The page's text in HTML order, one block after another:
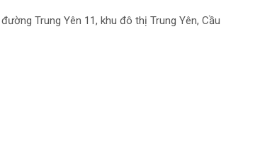
Trung Yên 11, khu đô thị Trung Yên, Cầu